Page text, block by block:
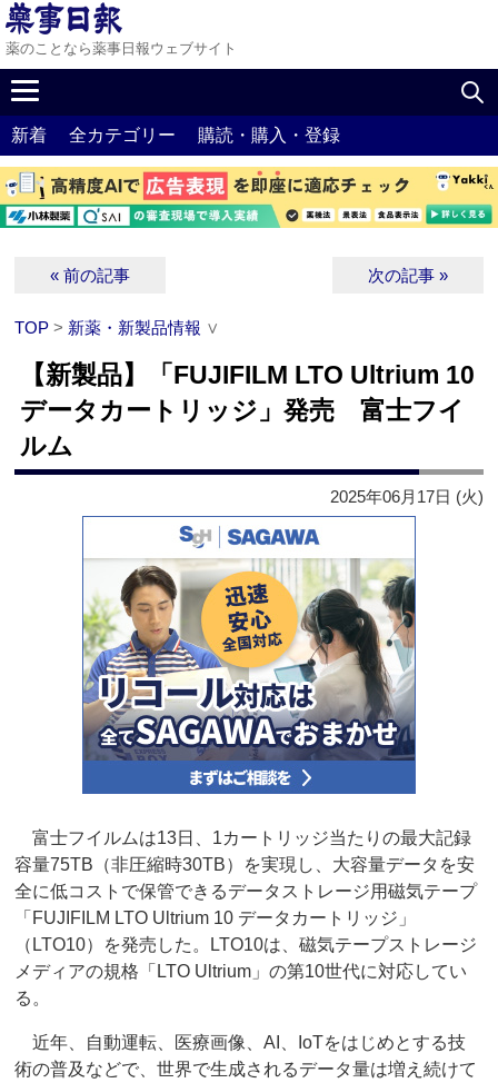
薬のことなら薬事日報ウェブサイト
新着 全カテゴリー 購読・購入・登録
« 前の記事 次の記事 »
TOP > 新薬・新製品情報 ∨
【新製品】「FUJIFILM LTO Ultrium 10
データカートリッジ」発売 富士フイ
ルム
2025年06月17日 (火)
富士フイルムは13日、1カートリッジ当たりの最大記録
容量75TB（非圧縮時30TB）を実現し、大容量データを安
全に低コストで保管できるデータストレージ用磁気テープ
「FUJIFILM LTO Ultrium 10 データカートリッジ」
（LTO10）を発売した。LTO10は、磁気テープストレージ
メディアの規格「LTO Ultrium」の第10世代に対応してい
る。
近年、自動運転、医療画像、AI、IoTをはじめとする技
術の普及などで、世界で生成されるデータ量は増え続けて